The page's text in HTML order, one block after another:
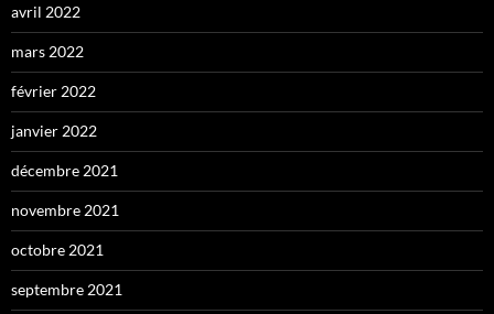
avril 2022
mars 2022
février 2022
janvier 2022
décembre 2021
novembre 2021
octobre 2021
septembre 2021